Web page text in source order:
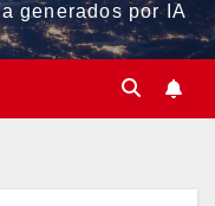
generados por IA